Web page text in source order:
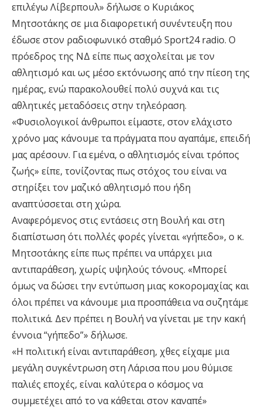
επιλέγω Λίβερπουλ» δήλωσε ο Κυριάκος
Μητσοτάκης σε μια διαφορετική συνέντευξη που
έδωσε στον ραδιοφωνικό σταθμό Sport24 radio. Ο
πρόεδρος της ΝΔ είπε πως ασχολείται με τον
αθλητισμό και ως μέσο εκτόνωσης από την πίεση της
ημέρας, ενώ παρακολουθεί πολύ συχνά και τις
αθλητικές μεταδόσεις στην τηλεόραση.
«Φυσιολογικοί άνθρωποι είμαστε, στον ελάχιστο
χρόνο μας κάνουμε τα πράγματα που αγαπάμε, επειδή
μας αρέσουν. Για εμένα, ο αθλητισμός είναι τρόπος
ζωής» είπε, τονίζοντας πως στόχος του είναι να
στηρίξει τον μαζικό αθλητισμό που ήδη
αναπτύσσεται στη χώρα.
Αναφερόμενος στις εντάσεις στη Βουλή και στη
διαπίστωση ότι πολλές φορές γίνεται «γήπεδο», ο κ.
Μητσοτάκης είπε πως πρέπει να υπάρχει μια
αντιπαράθεση, χωρίς υψηλούς τόνους. «Μπορεί
όμως να δώσει την εντύπωση μιας κοκορομαχίας και
όλοι πρέπει να κάνουμε μια προσπάθεια να συζητάμε
πολιτικά. Δεν πρέπει η Βουλή να γίνεται με την κακή
έννοια “γήπεδο”» δήλωσε.
«Η πολιτική είναι αντιπαράθεση, χθες είχαμε μια
μεγάλη συγκέντρωση στη Λάρισα που μου θύμισε
παλιές εποχές, είναι καλύτερα ο κόσμος να
συμμετέχει από το να κάθεται στον καναπέ»